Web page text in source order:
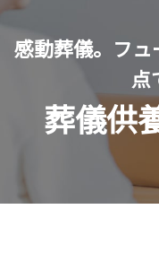
感動葬儀。フ
点
葬儀供